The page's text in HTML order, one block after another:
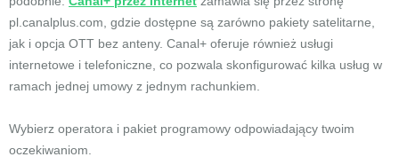
pl.canalplus.com, gdzie dostępne są zarówno pakiety satelitarne,
jak i opcja OTT bez anteny. Canal+ oferuje również usługi
internetowe i telefoniczne, co pozwala skonfigurować kilka usług w
ramach jednej umowy z jednym rachunkiem.
Wybierz operatora i pakiet programowy odpowiadający twoim
oczekiwaniom.